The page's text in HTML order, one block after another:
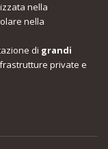
nella
nella
di grandi
private e